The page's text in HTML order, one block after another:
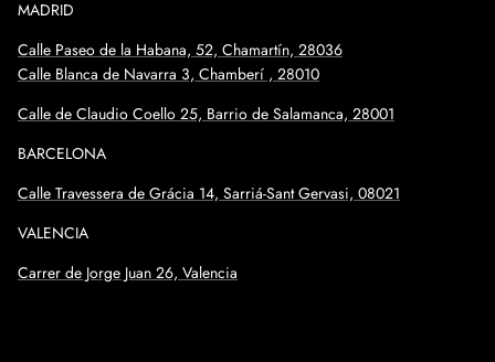
MADRID
Calle Paseo de la Habana, 52, Chamartín, 28036
Calle Blanca de Navarra 3, Chamberí , 28010
Calle de Claudio Coello 25, Barrio de Salamanca, 28001
BARCELONA
Calle Travessera de Grácia 14, Sarriá-Sant Gervasi, 08021
VALENCIA
Carrer de Jorge Juan 26, Valencia